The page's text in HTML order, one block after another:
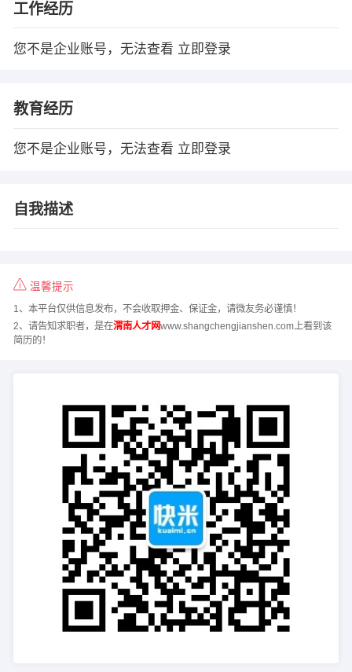
工作经历
您不是企业账号，无法查看 立即登录
教育经历
您不是企业账号，无法查看 立即登录
自我描述
温馨提示
1、本平台仅供信息发布，不会收取押金、保证金，请微友务必谨慎！
2、请告知求职者，是在渭南人才网www.shangchengjianshen.com上看到该
简历的！